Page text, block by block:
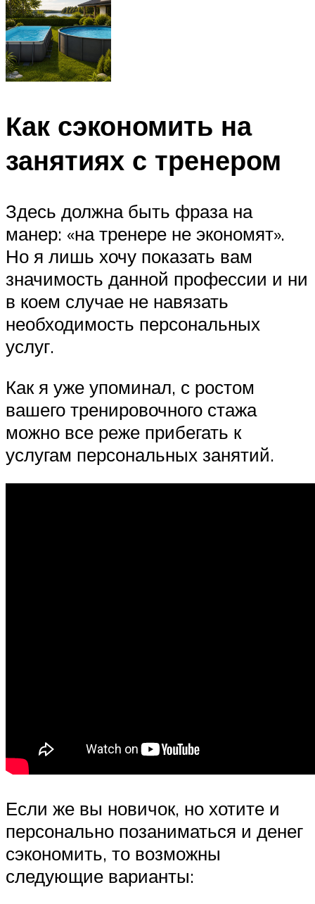
Как сэкономить на
занятиях с тренером
Здесь должна быть фраза на
манер: «на тренере не экономят».
Но я лишь хочу показать вам
значимость данной профессии и ни
в коем случае не навязать
необходимость персональных
услуг.
Как я уже упоминал, с ростом
вашего тренировочного стажа
можно все реже прибегать к
услугам персональных занятий.
Если же вы новичок, но хотите и
персонально позаниматься и денег
сэкономить, то возможны
следующие варианты: